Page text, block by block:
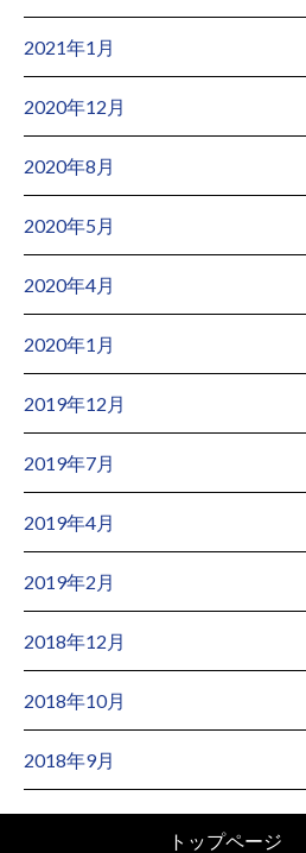
2021年1月
2020年12月
2020年8月
2020年5月
2020年4月
2020年1月
2019年12月
2019年7月
2019年4月
2019年2月
2018年12月
2018年10月
2018年9月
トップページ